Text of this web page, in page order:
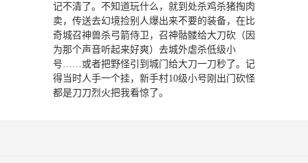
记不清了。不知道玩什么，就到处杀鸡杀猪掏肉
卖，传送去幻境捡别人爆出来不要的装备，在比
奇城召神兽杀弓箭侍卫，召神骷髅给大刀砍（因
为那个声音听起来好爽）去城外虐杀低级小
号……或者把野怪引到城门给大刀一刀秒了。记
得当时人手一个挂，新手村10级小号刚出门砍怪
都是刀刀烈火把我看惊了。